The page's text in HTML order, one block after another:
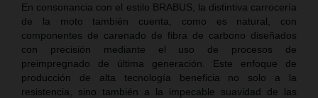
En consonancia con el estilo BRABUS, la distintiva carrocería
de la moto también cuenta, como es natural, con
componentes de carenado de fibra de carbono diseñados
con precisión mediante el uso de procesos de
preimpregnado de última generación. Este enfoque de
producción de alta tecnología beneficia no solo a la
resistencia, sino también a la impecable suavidad de las